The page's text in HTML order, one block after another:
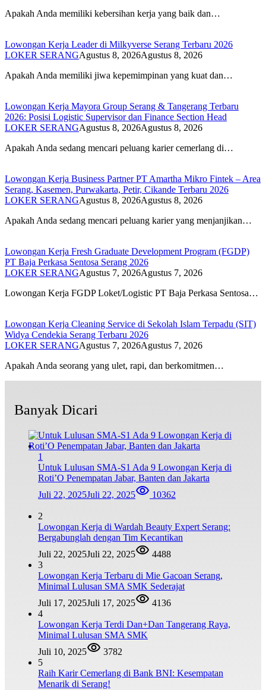
Apakah Anda memiliki kebersihan kerja yang baik dan…
Lowongan Kerja Leader di Milkyverse Serang Terbaru 2026
LOKER SERANGAgustus 8, 2026Agustus 8, 2026
Apakah Anda memiliki jiwa kepemimpinan yang kuat dan…
Lowongan Kerja Mayora Group Serang & Tangerang Terbaru
2026: Posisi Logistic Supervisor dan Finance Section Head
LOKER SERANGAgustus 8, 2026Agustus 8, 2026
Apakah Anda sedang mencari peluang karier cemerlang di…
Lowongan Kerja Business Partner PT Amartha Mikro Fintek – Area
Serang, Kasemen, Purwakarta, Petir, Cikande Terbaru 2026
LOKER SERANGAgustus 8, 2026Agustus 8, 2026
Apakah Anda sedang mencari peluang karier yang menjanjikan…
Lowongan Kerja Fresh Graduate Development Program (FGDP)
PT Baja Perkasa Sentosa Serang 2026
LOKER SERANGAgustus 7, 2026Agustus 7, 2026
Lowongan Kerja FGDP Loket/Logistic PT Baja Perkasa Sentosa…
Lowongan Kerja Cleaning Service di Sekolah Islam Terpadu (SIT)
Widya Cendekia Serang Terbaru 2026
LOKER SERANGAgustus 7, 2026Agustus 7, 2026
Apakah Anda seorang yang ulet, rapi, dan berkomitmen…
Banyak Dicari
1
Untuk Lulusan SMA-S1 Ada 9 Lowongan Kerja di
Roti’O Penempatan Jabar, Banten dan Jakarta
Juli 22, 2025Juli 22, 2025 10362
2
Lowongan Kerja di Wardah Beauty Expert Serang:
Bergabunglah dengan Tim Kecantikan
Juli 22, 2025Juli 22, 2025
4488
3
Lowongan Kerja Terbaru di Mie Gacoan Serang,
Minimal Lulusan SMA SMK Sederajat
Juli 17, 2025Juli 17, 2025
4136
4
Lowongan Kerja Terdi Dan+Dan Tangerang Raya,
Minimal Lulusan SMA SMK
Juli 10, 2025
3782
5
Raih Karir Cemerlang di Bank BNI: Kesempatan
Menarik di Serang!